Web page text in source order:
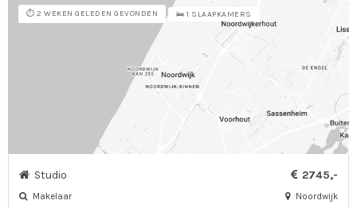
⏱️ 2 WEKEN GELEDEN GEVONDEN 🛌 1 SLAAPKAMERS
Studio 2745,-
Makelaar Noordwijk